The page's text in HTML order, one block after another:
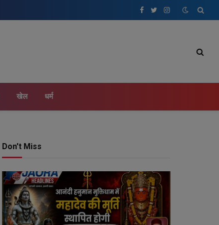
Facebook
TwitterInstagram
खेल धर्म
Don't Miss